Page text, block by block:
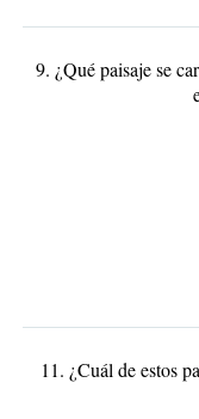
9. ¿Qué paisaje se
11. ¿Cuál de estos